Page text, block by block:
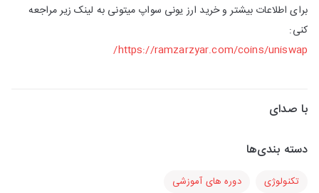
برای اطلاعات بیشتر و خرید ارز یونی سواپ میتونی به لینک زیر مراجعه
کنی:
https://ramzarzyar.com/coins/uniswap/
با صدای
دسته بندی‌ها
تکنولوژی دوره های آموزشی